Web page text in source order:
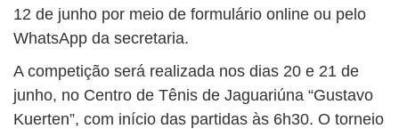
12 de junho por meio de formulário online ou pelo
WhatsApp da secretaria.
A competição será realizada nos dias 20 e 21 de
junho, no Centro de Tênis de Jaguariúna “Gustavo
Kuerten”, com início das partidas às 6h30. O torneio